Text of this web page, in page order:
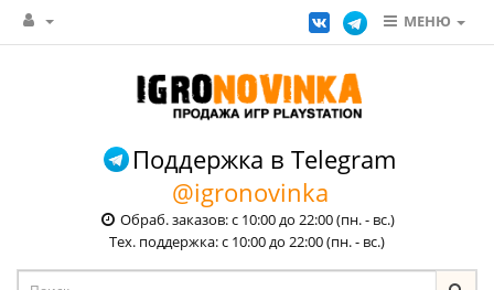
МЕНЮ
Поддержка в Telegram
@igronovinka
Обраб. заказов: с 10:00 до 22:00 (пн. - вс.)
Тех. поддержка: с 10:00 до 22:00 (пн. - вс.)